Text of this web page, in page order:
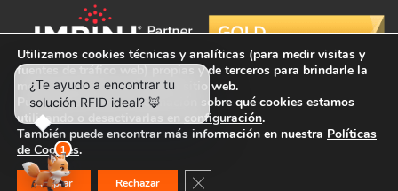
© 2026 Todos los derechos reservados. Kyubi
Utilizamos cookies técnicas y analíticas (para medir visitas y
fuentes de tráfico web) propias y de terceros para brindarle la
mejor experiencia en nuestro sitio web.
Puede obtener más información sobre qué cookies estamos
utilizando o desactivarlas en configuración.
También puede encontrar más información en nuestra Políticas
de Cookies.
Aceptar Rechazar Cerrar el banner de cookies RGPD